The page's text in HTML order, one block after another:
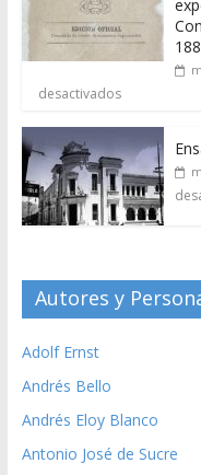
desactivados
Autores y
Adolf Ernst
Andrés Bello
Andrés Eloy Blanco
Antonio José de Sucre